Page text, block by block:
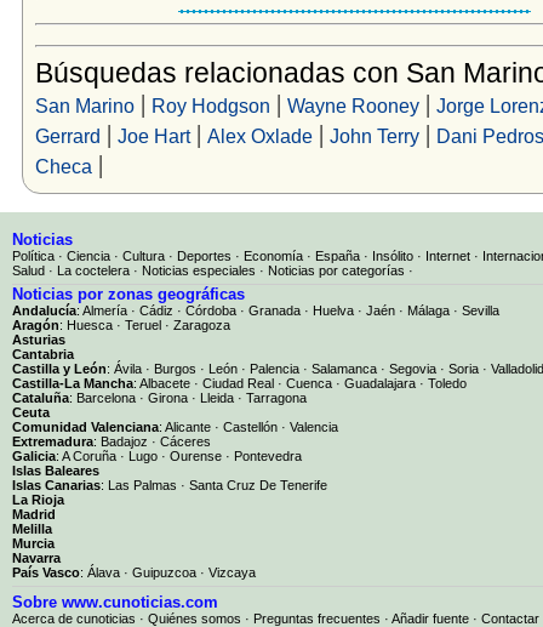
Búsquedas relacionadas con San
San Marino| Roy Hodgson | Wayne Rooney| Jorge
Gerrard | Joe Hart| Alex Oxlade| John Terry| Dani
Checa |
Noticias
Política · Ciencia · Cultura · Deportes · Economía · España · Insólito · Internet ·
Salud · La coctelera · Noticias especiales · Noticias por categorías ·
Noticias por zonas geográficas
Andalucía: Almería · Cádiz · Córdoba · Granada · Huelva · Jaén · Málaga · Sevilla
Aragón: Huesca · Teruel · Zaragoza
Asturias
Cantabria
Castilla y León: Ávila · Burgos · León · Palencia · Salamanca · Segovia · Soria · Valladolid
Castilla-La Mancha: Albacete · Ciudad Real · Cuenca · Guadalajara · Toledo
Cataluña: Barcelona · Girona · Lleida · Tarragona
Ceuta
Comunidad Valenciana: Alicante · Castellón · Valencia
Extremadura: Badajoz · Cáceres
Galicia: A Coruña · Lugo · Ourense · Pontevedra
Islas Baleares
Islas Canarias: Las Palmas · Santa Cruz De Tenerife
La Rioja
Madrid
Melilla
Murcia
Navarra
País Vasco: Álava · Guipuzcoa · Vizcaya
Sobre www.cunoticias.com
Acerca de cunoticias · Quiénes somos · Preguntas frecuentes · Añadir fuente · Contactar